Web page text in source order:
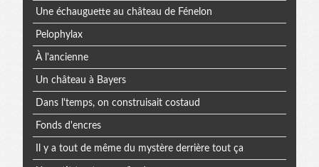
Une échauguette au château de Fénelon
Pelophylax
À l'ancienne
Un château à Bayers
Dans l'temps, on construisait costaud
Fonds d'encres
Il y a tout de même du mystère derrière tout ça